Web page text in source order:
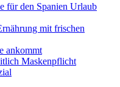
für den Spanien Urlaub
mit frischen
ankommt
Maskenpflicht